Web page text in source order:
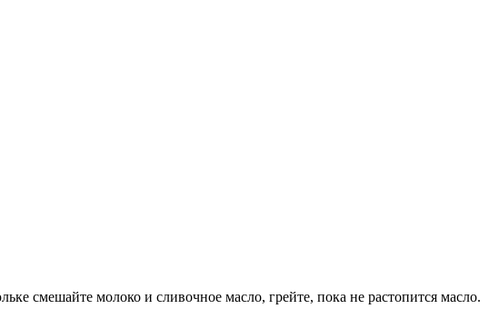
смешайте молоко и сливочное масло, грейте, пока не растопится масло.